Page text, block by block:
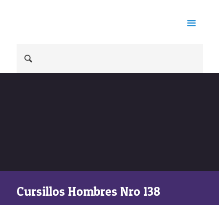
Cursillos Hombres Nro 138